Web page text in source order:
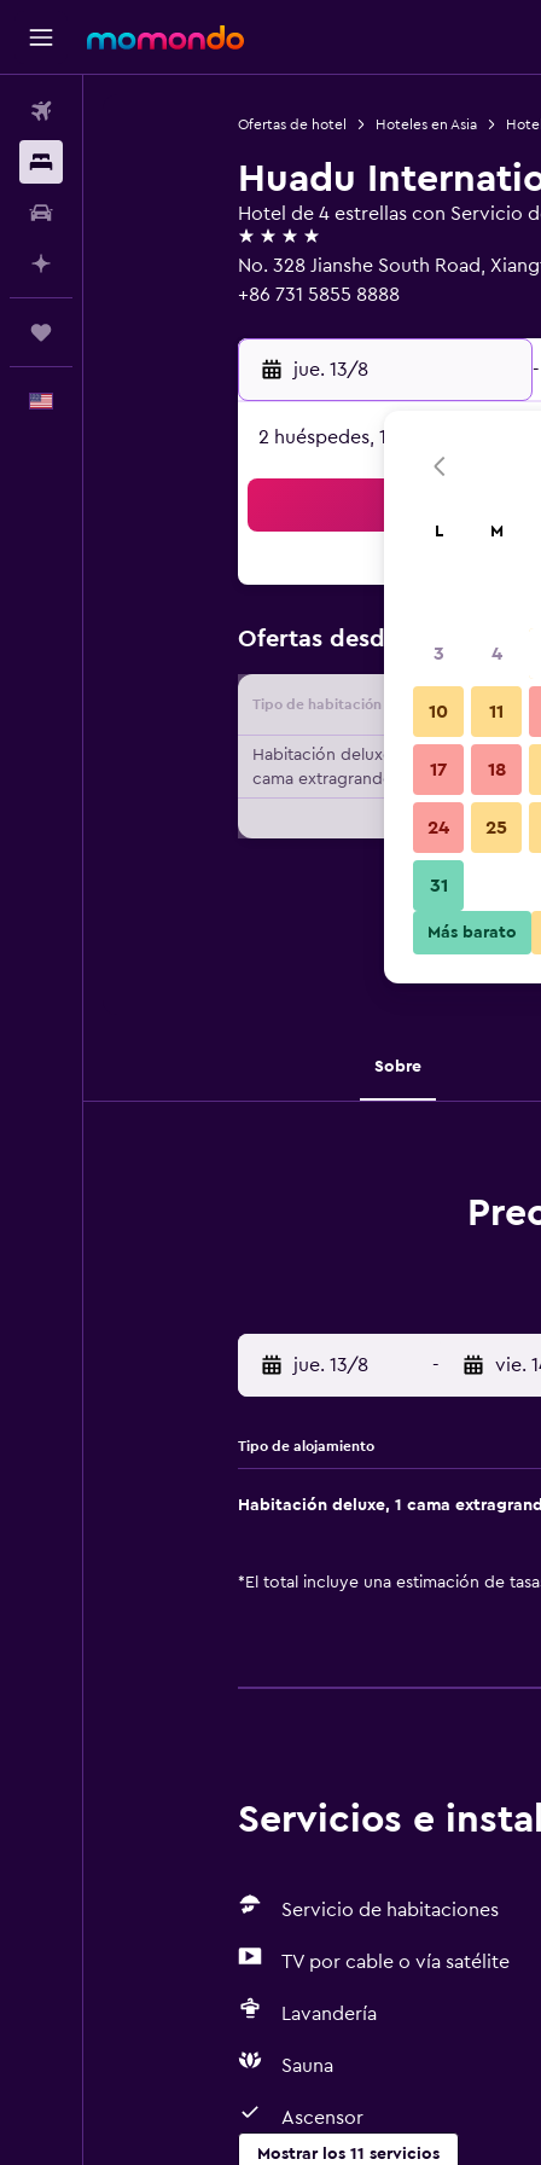
Ofertas de hotel Hoteles en Asia
Huadu
Hotel de 4 estrellas con Servicio
4 estrellas
No. 328 Jianshe South Road,
+86 731 5855 8888
jue. 13/8 -
2 huéspedes, 1 habitación
Ofertas desde Oferta
Tipo de habitación
Habitación deluxe, 1
cama extragrande
Sobre
jue. 13/8 - vie.
Tipo de alojamiento
Habitación deluxe, 1 cama
* El total incluye una estimación de
Servicios e
Servicio de habitaciones
TV por cable o vía satélite
Lavandería
Sauna
Ascensor
Mostrar los 11 servicios
L M
3 4
10 11
17 18
24 25
31
Más barato